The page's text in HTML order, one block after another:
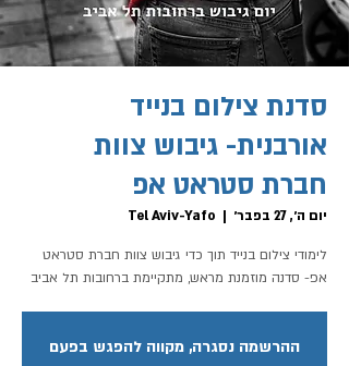
סדנת צילום בנייד
אורבנית- גיבוש צוות
חברת סטראט אפ
יום ה׳, 27 בפבר׳
  |
Tel Aviv-Yafo
לימודי צילום בנייד תוך כדי גיבוש צוות חברת סטראט
אפ- סדנה מוזמנת מראש, מתקיימת ברחובות תל אביב
ההרשמה נסגרה, מקווה להפגש בפעם